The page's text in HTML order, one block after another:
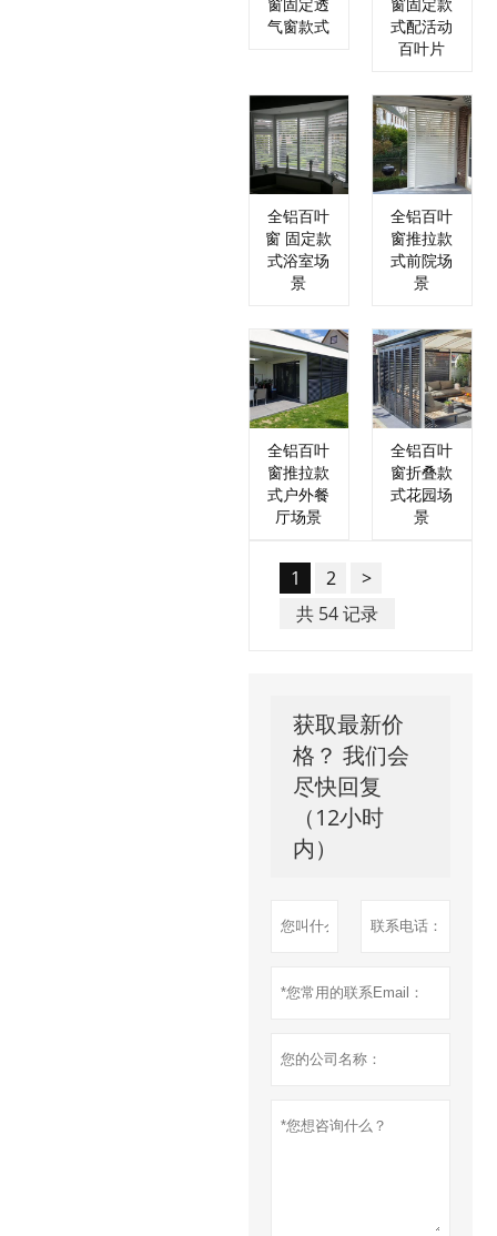
气窗款式
式配活动
百叶片
全铝百叶
窗 固定款
式浴室场
景
全铝百叶
窗推拉款
式前院场
景
全铝百叶
窗推拉款
式户外餐
厅场景
全铝百叶
窗折叠款
式花园场
景
1 2
>
共 54 记录
获取最新价
格？ 我们会
尽快回复
（12小时
内）